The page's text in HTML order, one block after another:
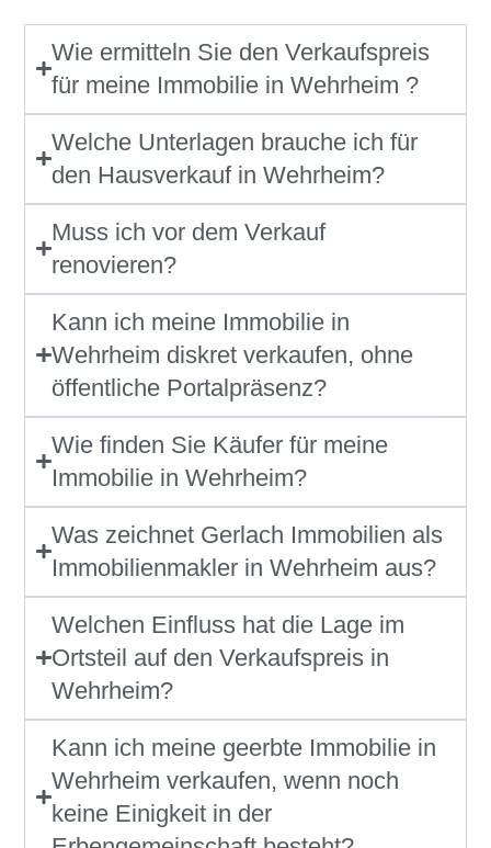
Wie ermitteln Sie den Verkaufspreis
für meine Immobilie in Wehrheim ?
Welche Unterlagen brauche ich für
den Hausverkauf in Wehrheim?
Muss ich vor dem Verkauf
renovieren?
Kann ich meine Immobilie in
Wehrheim diskret verkaufen, ohne
öffentliche Portalpräsenz?
Wie finden Sie Käufer für meine
Immobilie in Wehrheim?
Was zeichnet Gerlach Immobilien als
Immobilienmakler in Wehrheim aus?
Welchen Einfluss hat die Lage im
Ortsteil auf den Verkaufspreis in
Wehrheim?
Kann ich meine geerbte Immobilie in
Wehrheim verkaufen, wenn noch
keine Einigkeit in der